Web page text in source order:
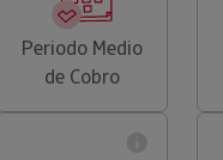
Periodo Medio
de Cobro